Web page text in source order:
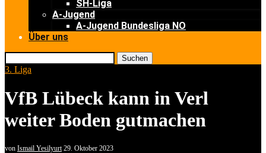
SH-Liga
A-Jugend
A-Jugend Bundesliga NO
Über uns
Suchen
3. Liga
VfB Lübeck kann in Verl
weiter Boden gutmachen
von Ismail Yesilyurt 29. Oktober 2023